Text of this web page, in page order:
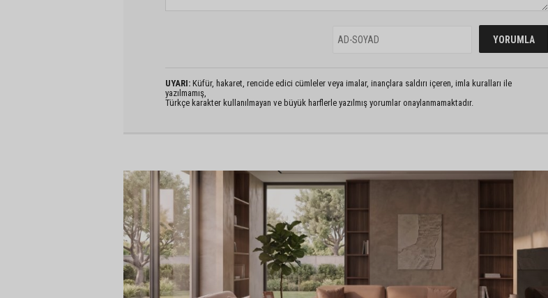
UYARI: Küfür, hakaret, rencide edici cümleler veya imalar, inançlara saldırı içeren, imla kuralları ile
yazılmamış,
Türkçe karakter kullanılmayan ve büyük harflerle yazılmış yorumlar onaylanmamaktadır.